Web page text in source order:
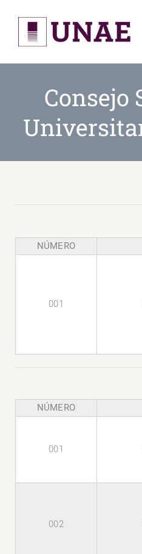
content
Consejo
NÚMERO
001
NÚMERO
001
002